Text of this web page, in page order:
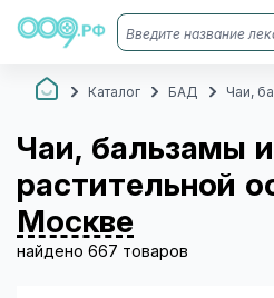
Каталог БАД Чаи,
Чаи, бальзамы
растительной
Москве
найдено 667 товаров